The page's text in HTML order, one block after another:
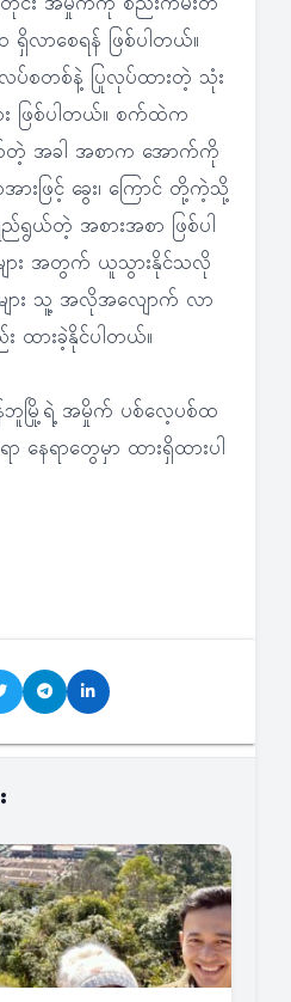
ာစေရန် ဖြစ်ပါတယ်။
တစ်နဲ့ ပြုလုပ်ထားတဲ့ သုံး
ျား ဖြစ်ပါတယ်။ စက်ထဲက
အခါ အစာက အောက်ကို
ားဖြင့် ခွေး၊ ကြောင် တို့ကဲ့သို့
ရွယ်တဲ့ အစားအစာ ဖြစ်ပါ
ျား အတွက် ယူသွားနိုင်သလို
များ သူ့ အလိုအလျောက် လာ
ထားခဲ့နိုင်ပါတယ်။
ဘူမြို့ရဲ့ အမှိုက် ပစ်လေ့ပစ်ထ
နေရာတွေမှာ ထားရှိထားပါ